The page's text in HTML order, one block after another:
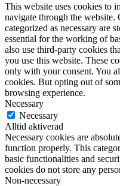
This website uses cookies to
navigate through the website.
categorized as necessary are
essential for the working of
also use third-party cookies
you use this website. These
only with your consent. You
cookies. But opting out of
browsing experience.
Necessary
Necessary
Alltid aktiverad
Necessary cookies are
function properly. This
basic functionalities and
cookies do not store any
Non-necessary